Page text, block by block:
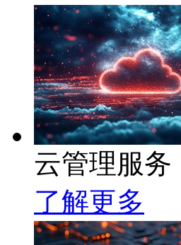
云管理服务
了解更多